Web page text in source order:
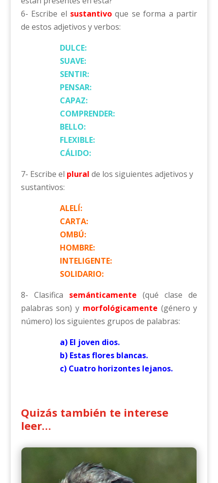
6- Escribe el sustantivo que se forma a partir
de estos adjetivos y verbos:
DULCE:
SUAVE:
SENTIR:
PENSAR:
CAPAZ:
COMPRENDER:
BELLO:
FLEXIBLE:
CÁLIDO:
7- Escribe el plural de los siguientes adjetivos y
sustantivos:
ALELÍ:
CARTA:
OMBÚ:
HOMBRE:
INTELIGENTE:
SOLIDARIO:
8- Clasifica semánticamente (qué clase de
palabras son) y morfológicamente (género y
número) los siguientes grupos de palabras:
a) El joven dios.
b) Estas flores blancas.
c) Cuatro horizontes lejanos.
Quizás también te interese
leer…